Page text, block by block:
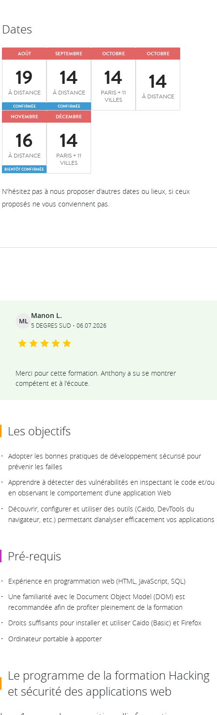
Dates
AOÛT
19
À DISTANCE
CONFIRMÉE
SEPTEMBRE
14
À DISTANCE
CONFIRMÉE
OCTOBRE
14
PARIS + 11
VILLES
OCTOBRE
14
À DISTANCE
NOVEMBRE
16
À DISTANCE
BIENTÔT CONFIRMÉE
DÉCEMBRE
14
PARIS + 11
VILLES
N'hésitez pas à nous proposer d'autres dates ou lieux, si ceux
proposés ne vous conviennent pas.
ML
Manon L.
5 DEGRES SUD 06.07.2026
Merci pour cette formation. Anthony a su se montrer
compétent et à l'écoute.
Les objectifs
Adopter les bonnes pratiques de développement sécurisé pour
prévenir les failles
Apprendre à détecter des vulnérabilités en inspectant le code et/ou
en observant le comportement d’une application Web
Découvrir, configurer et utiliser des outils (Caido, DevTools du
navigateur, etc.) permettant d’analyser efficacement vos applications
Pré-requis
Expérience en programmation web (HTML, JavaScript, SQL)
Une familiarité avec le Document Object Model (DOM) est
recommandée afin de profiter pleinement de la formation
Droits suffisants pour installer et utiliser Caido (Basic) et Firefox
Ordinateur portable à apporter
Le programme de la formation Hacking
et sécurité des applications web